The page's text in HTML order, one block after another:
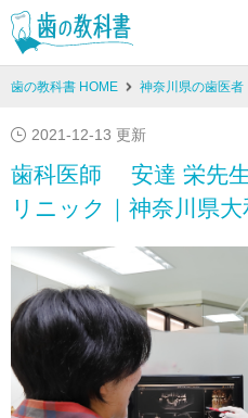
歯の教科書 HOME 神奈川県の歯医者
2021-12-13 更新
歯科医師 安達 栄先
リニック｜神奈川県